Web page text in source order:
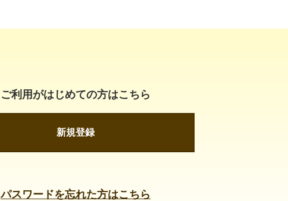
ご利用がはじめての方はこちら
新規登録
パスワードを忘れた方はこちら